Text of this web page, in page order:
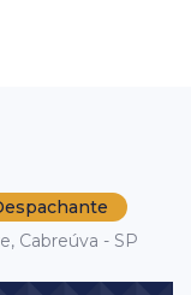
Cabreúva - SP